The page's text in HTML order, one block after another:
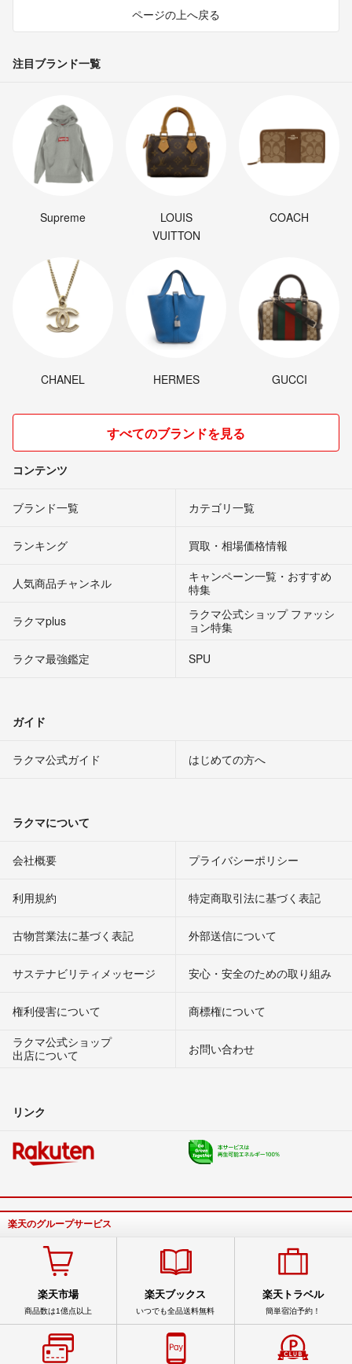
ページの上へ戻る
注目ブランド一覧
Supreme
LOUIS
VUITTON
COACH
CHANEL HERMES GUCCI
すべてのブランドを見る
コンテンツ
ブランド一覧 カテゴリ一覧
ランキング 買取・相場価格情報
人気商品チャンネル
キャンペーン一覧・おすすめ
特集
ラクマplus
ラクマ公式ショップ ファッシ
ョン特集
ラクマ最強鑑定
SPU
ガイド
ラクマ公式ガイド はじめての方へ
ラクマについて
会社概要 プライバシーポリシー
利用規約 特定商取引法に基づく表記
古物営業法に基づく表記 外部送信について
サステナビリティメッセージ 安心・安全のための取り組み
権利侵害について
商標権について
ラクマ公式ショップ
出店について
お問い合わせ
リンク
楽天のグループサービス
楽天市場
商品数は1億点以上
楽天ブックス
いつでも全品送料無料
楽天トラベル
簡単宿泊予約！